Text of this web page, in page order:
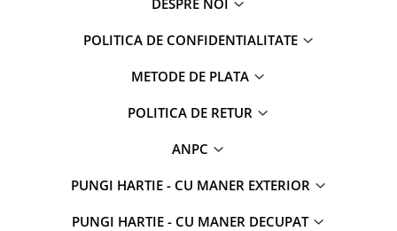
DESPRE NOI
POLITICA DE CONFIDENTIALITATE
METODE DE PLATA
POLITICA DE RETUR
ANPC
PUNGI HARTIE - CU MANER EXTERIOR
PUNGI HARTIE - CU MANER DECUPAT